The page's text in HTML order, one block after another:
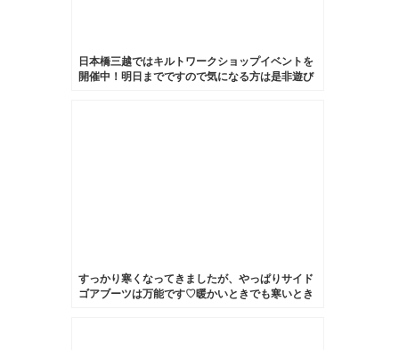
日本橋三越ではキルトワークショップイベントを
開催中！明日までですので気になる方は是非遊び
すっかり寒くなってきましたが、やっぱりサイド
ゴアブーツは万能です♡暖かいときでも寒いとき